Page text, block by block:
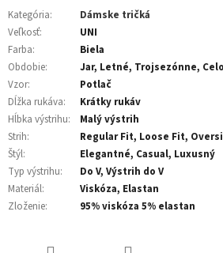
Kategória:
Dámske tričká
Veľkosť:
UNI
Farba:
Biela
Obdobie:
Jar, Letné, Trojsezónne,
Vzor:
Potlač
Dĺžka rukáva:
Krátky rukáv
Hĺbka výstrihu:
Malý výstrih
Strih:
Regular Fit, Loose Fit,
Štýl:
Elegantné, Casual, Luxusný
Typ výstrihu:
Do V, Výstrih do V
Materiál:
Viskóza, Elastan
Zloženie: 95% viskóza 5% elastan